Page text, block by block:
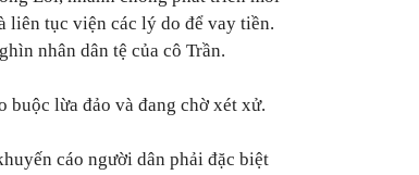
liên tục viện các lý do để vay tiền.
nhân dân tệ của cô Trần.
buộc lừa đảo và đang chờ xét xử.
cáo người dân phải đặc biệt